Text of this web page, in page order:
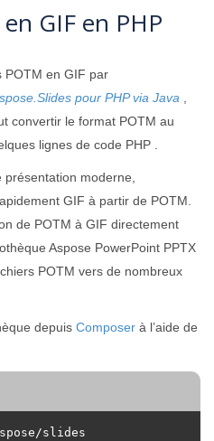
GIF en PHP
POTM en GIF par
pour PHP via Java
convertir le format POTM au
lignes de code PHP .
présentation moderne,
GIF à partir de POTM.
de POTM à GIF directement
Aspose PowerPoint PPTX
POTM vers de nombreux
depuis Composer à l’aide de
slides